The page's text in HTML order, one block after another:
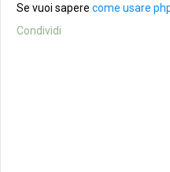
Se vuoi sapere come usare
Condividi